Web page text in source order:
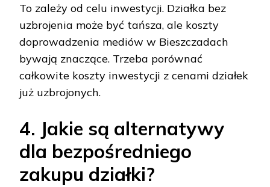
To zależy od celu inwestycji. Działka bez
uzbrojenia może być tańsza, ale koszty
doprowadzenia mediów w Bieszczadach
bywają znaczące. Trzeba porównać
całkowite koszty inwestycji z cenami działek
już uzbrojonych.
4. Jakie są alternatywy
dla bezpośredniego
zakupu działki?